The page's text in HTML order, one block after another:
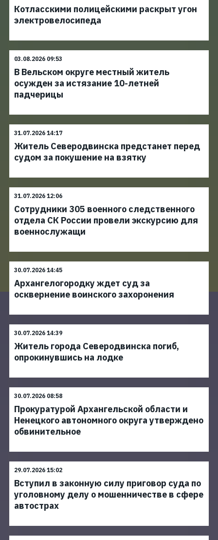
Котласскими полицейскими раскрыт угон
электровелосипеда
03.08.2026 09:53
В Вельском округе местный житель
осужден за истязание 10-летней
падчерицы
31.07.2026 14:17
Житель Северодвинска предстанет перед
судом за покушение на взятку
31.07.2026 12:06
Сотрудники 305 военного следственного
отдела СК России провели экскурсию для
военнослужащи
30.07.2026 14:45
Архангелогородку ждет суд за
осквернение воинского захоронения
30.07.2026 14:39
Житель города Северодвинска погиб,
опрокинувшись на лодке
30.07.2026 08:58
Прокуратурой Архангельской области и
Ненецкого автономного округа утверждено
обвинительное
29.07.2026 15:02
Вступил в законную силу приговор суда по
уголовному делу о мошенничестве в сфере
автострах